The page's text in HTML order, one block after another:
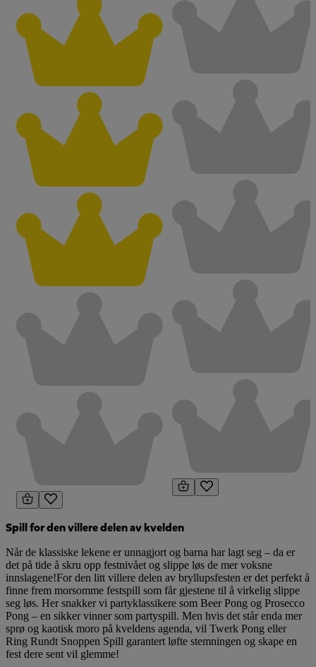
Spill for den villere delen av kvelden
Når de klassiske lekene er unnagjort og barna har lagt seg – da er
det på tide å skru opp festnivået og slippe løs de mer voksne
innslagene!For den litt villere delen av bryllupsfesten er det perfekt å
finne frem morsomme festspill som får gjestene til å virkelig slippe
seg løs. Her snakker vi partyklassikere som Beer Pong og Prosecco
Pong – en sikker vinner som partyspill. Men hvis det står enda mer
sprø og kaotisk moro på kveldens agenda, vil Twerk Pong eller
Ring Rundt Snoppen Spill garantert løfte stemningen og skape en
fest dere sent vil glemme!